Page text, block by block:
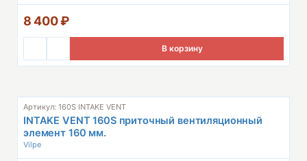
8 400₽
В корзину
Артикул: 160S INTAKE VENT
INTAKE VENT 160S приточный вентиляционный
элемент 160 мм.
Vilpe